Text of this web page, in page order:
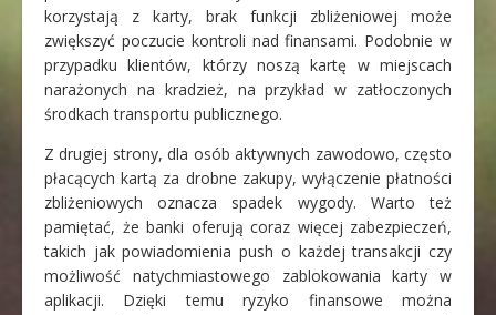
korzystają z karty, brak funkcji zbliżeniowej może
zwiększyć poczucie kontroli nad finansami. Podobnie w
przypadku klientów, którzy noszą kartę w miejscach
narażonych na kradzież, na przykład w zatłoczonych
środkach transportu publicznego.
Z drugiej strony, dla osób aktywnych zawodowo, często
płacących kartą za drobne zakupy, wyłączenie płatności
zbliżeniowych oznacza spadek wygody. Warto też
pamiętać, że banki oferują coraz więcej zabezpieczeń,
takich jak powiadomienia push o każdej transakcji czy
możliwość natychmiastowego zablokowania karty w
aplikacji. Dzięki temu ryzyko finansowe można